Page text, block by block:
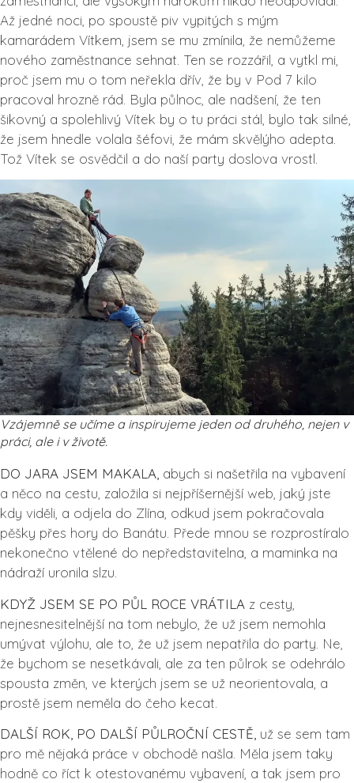
Až jedné noci, po spoustě piv vypitých s mým
kamarádem Vítkem, jsem se mu zmínila, že nemůžeme
nového zaměstnance sehnat. Ten se rozzářil, a vytkl mi,
proč jsem mu o tom neřekla dřív, že by v Pod 7 kilo
pracoval hrozně rád. Byla půlnoc, ale nadšení, že ten
šikovný a spolehlivý Vítek by o tu práci stál, bylo tak silné,
že jsem hnedle volala šéfovi, že mám skvělýho adepta.
Tož Vítek se osvědčil a do naší party doslova vrostl.
Vzájemně se učíme a inspirujeme jeden od druhého, nejen v
práci, ale i v životě.
DO JARA JSEM MAKALA, abych si našetřila na vybavení
a něco na cestu, založila si nejpříšernější web, jaký jste
kdy viděli, a odjela do Zlína, odkud jsem pokračovala
pěšky přes hory do Banátu. Přede mnou se rozprostíralo
nekonečno vtělené do nepředstavitelna, a maminka na
nádraží uronila slzu.
KDYŽ JSEM SE PO PŮL ROCE VRÁTILA z cesty,
nejnesnesitelnější na tom nebylo, že už jsem nemohla
umývat výlohu, ale to, že už jsem nepatřila do party. Ne,
že bychom se nesetkávali, ale za ten půlrok se odehrálo
spousta změn, ve kterých jsem se už neorientovala, a
prostě jsem neměla do čeho kecat.
DALŠÍ ROK, PO DALŠÍ PŮLROČNÍ CESTĚ, už se sem tam
pro mě nějaká práce v obchodě našla. Měla jsem taky
hodně co říct k otestovanému vybavení, a tak jsem pro